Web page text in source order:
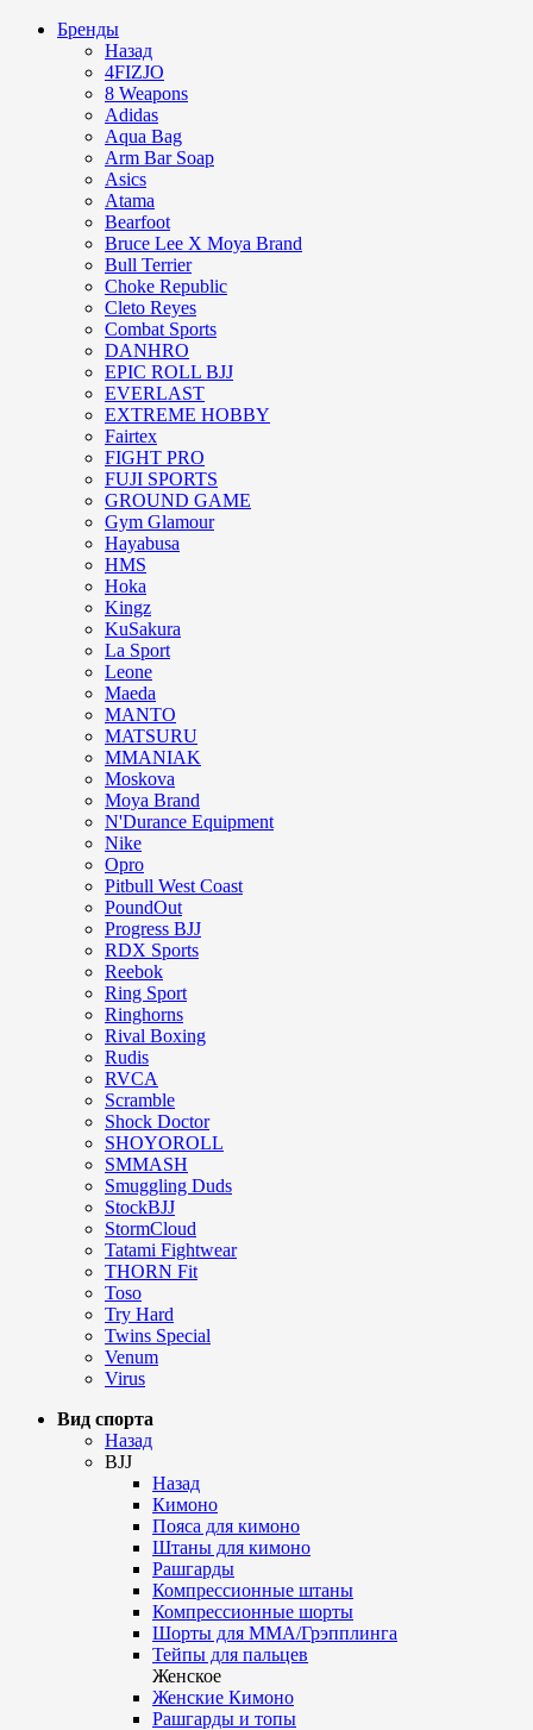
Бренды
Назад
4FIZJO
8 Weapons
Adidas
Aqua Bag
Arm Bar Soap
Asics
Atama
Bearfoot
Bruce Lee X Moya Brand
Bull Terrier
Choke Republic
Cleto Reyes
Combat Sports
DANHRO
EPIC ROLL BJJ
EVERLAST
EXTREME HOBBY
Fairtex
FIGHT PRO
FUJI SPORTS
GROUND GAME
Gym Glamour
Hayabusa
HMS
Hoka
Kingz
KuSakura
La Sport
Leone
Maeda
MANTO
MATSURU
MMANIAK
Moskova
Moya Brand
N'Durance Equipment
Nike
Opro
Pitbull West Coast
PoundOut
Progress BJJ
RDX Sports
Reebok
Ring Sport
Ringhorns
Rival Boxing
Rudis
RVCA
Scramble
Shock Doctor
SHOYOROLL
SMMASH
Smuggling Duds
StockBJJ
StormCloud
Tatami Fightwear
THORN Fit
Toso
Try Hard
Twins Special
Venum
Virus
Вид спорта
Назад
BJJ
Назад
Кимоно
Пояса для кимоно
Штаны для кимоно
Рашгарды
Компрессионные штаны
Компрессионные шорты
Шорты для ММА/Грэпплинга
Тейпы для пальцев
Женское
Женские Кимоно
Рашгарды и топы